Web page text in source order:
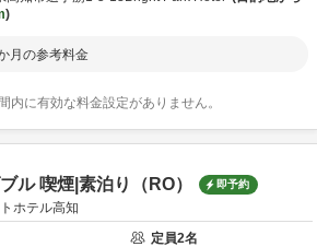
月の参考料金
内に有効な料金設定がありません。
ル 喫煙|素泊り（RO） 即予約
ホテル高知
定員2名